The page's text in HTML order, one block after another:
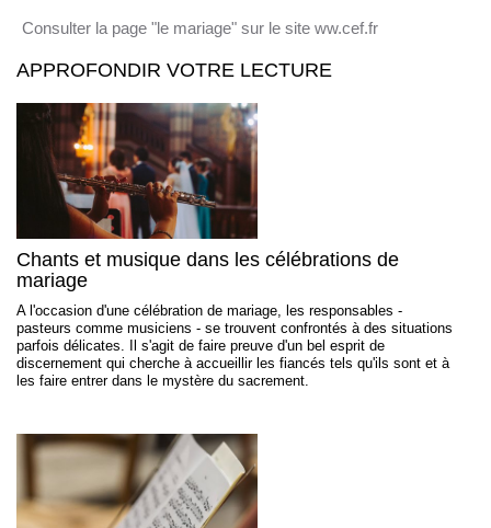
Consulter la page "le mariage" sur le site ww.cef.fr
APPROFONDIR VOTRE LECTURE
Chants et musique dans les célébrations de
mariage
A l'occasion d'une célébration de mariage, les responsables -
pasteurs comme musiciens - se trouvent confrontés à des situations
parfois délicates. Il s'agit de faire preuve d'un bel esprit de
discernement qui cherche à accueillir les fiancés tels qu'ils sont et à
les faire entrer dans le mystère du sacrement.